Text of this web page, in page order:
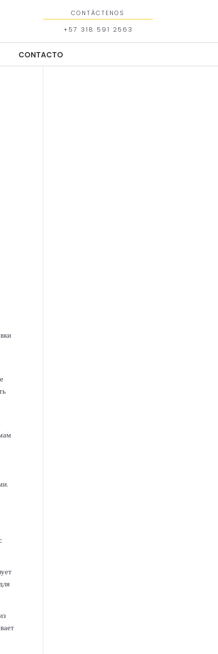
CONTÁCTENOS
+57 318 591 2563
CONTACTO
CONTACTO